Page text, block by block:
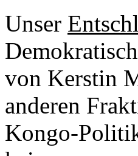
Unser
von Kerstin
anderen
Kongo-